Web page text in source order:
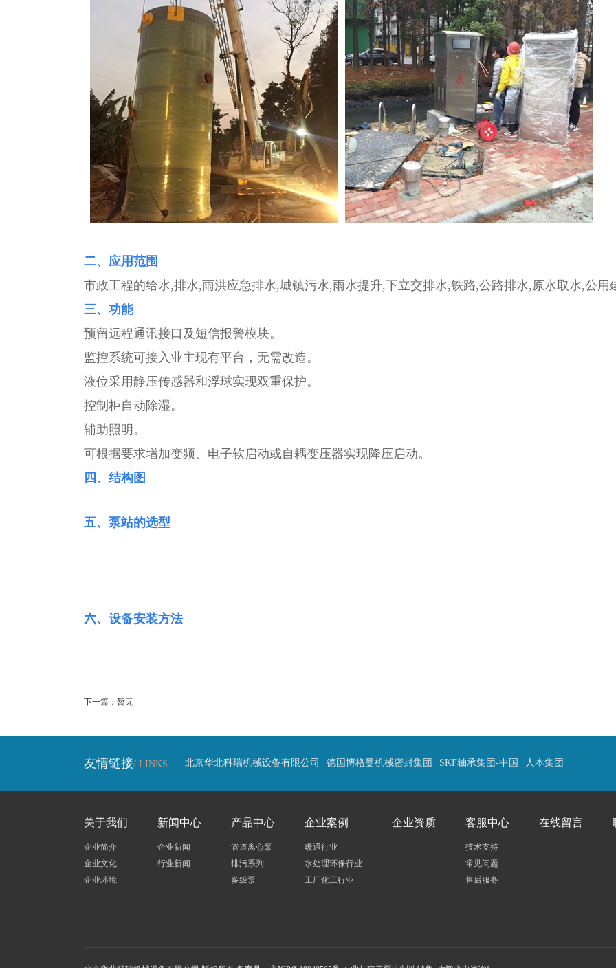
二、应用范围
市政工程的给水,排水,雨洪应急排水,城镇污水,雨水提升,下立交排水,铁路,公路排水,原水取水,公用
三、功能
预留远程通讯接口及短信报警模块。
监控系统可接入业主现有平台，无需改造。
液位采用静压传感器和浮球实现双重保护。
控制柜自动除湿。
辅助照明。
可根据要求增加变频、电子软启动或自耦变压器实现降压启动。
四、结构图
五、泵站的选型
六、设备安装方法
下一篇：暂无
友情链接/ LINKS 北京华北科瑞机械设备有限公司 德国博格曼机械密封集团 SKF轴承集团-中国 人本集团
关于我们
企业简介
企业文化
企业环境
新闻中心
企业新闻
行业新闻
产品中心
管道离心泵
排污系列
多级泵
企业案例
暖通行业
水处理环保行业
工厂化工行业
企业资质 客服中心
技术支持
常见问题
售后服务
在线留言